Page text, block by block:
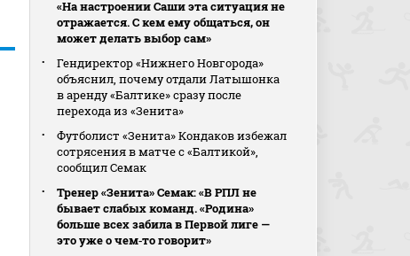
«На настроении Саши эта ситуация не
отражается. С кем ему общаться, он
может делать выбор сам»
Гендиректор «Нижнего Новгорода»
объяснил, почему отдали Латышонка
в аренду «Балтике» сразу после
перехода из «Зенита»
Футболист «Зенита» Кондаков избежал
сотрясения в матче с «Балтикой»,
сообщил Семак
Тренер «Зенита» Семак: «В РПЛ не
бывает слабых команд. «Родина»
больше всех забила в Первой лиге —
это уже о чем‑то говорит»